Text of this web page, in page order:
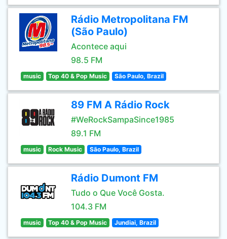
Rádio Metropolitana FM
(São Paulo)
Acontece aqui
98.5 FM
music Top 40 & Pop Music São Paulo, Brazil
89 FM A Rádio Rock
#WeRockSampaSince1985
89.1 FM
music Rock Music São Paulo, Brazil
Rádio Dumont FM
Tudo o Que Você Gosta.
104.3 FM
music Top 40 & Pop Music Jundiai, Brazil